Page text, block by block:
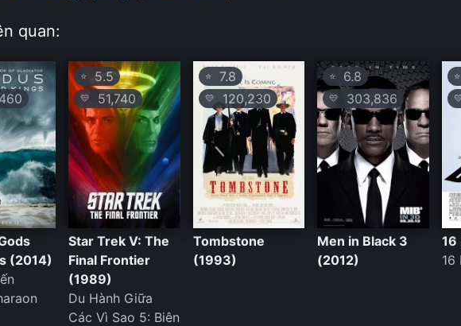
quan:
(2014)
⭐ 5.5
💛 51,740
Star Trek V: The
Final Frontier
(1989)
Du Hành Giữa
Các Vì Sao 5: Biên
⭐7.8
💛 120,230
Tombstone
(1993)
⭐ 6.8
💛 303,836
Men in Black 3
(2012)
⭐
16
16